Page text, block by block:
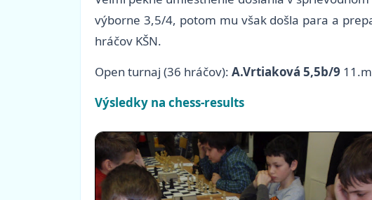
výborne 3,5/4, potom mu však došla para a
hráčov KŠN.
Open turnaj (36 hráčov): A.Vrtiaková 5,5b/9
Výsledky na chess-results